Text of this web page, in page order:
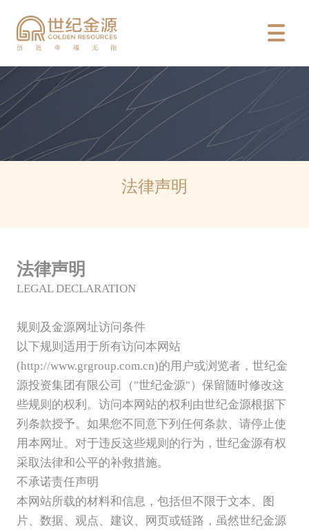

法律声明
法律声明
LEGAL DECLARATION
规则及金源网址访问条件
以下规则适用于所有访问本网站
(http://www.grgroup.com.cn)的用户或浏览者，世纪金
源投资集团有限公司（"世纪金源"）保留随时修改这
些规则的权利。访问本网站的权利由世纪金源根据下
列条款授予。如果您不同意下列任何条款、请停止使
用本网址。对于违反这些规则的行为，世纪金源有权
采取法律和公平的补救措施。
不承诺责任声明
本网站所载的材料和信息，包括但不限于文本、图
片、数据、观点、建议、网页或链路，虽然世纪金源